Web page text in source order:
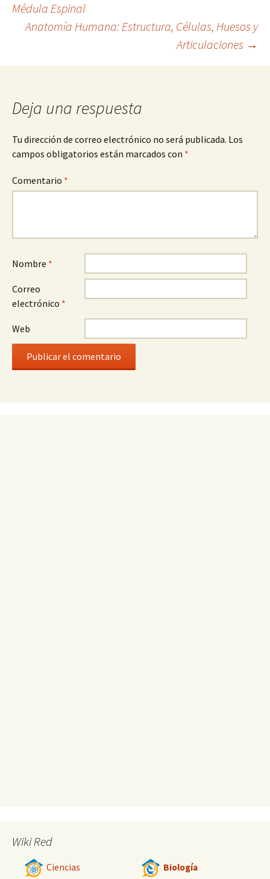
de
entradas
Médula Espinal
Anatomía Humana: Estructura, Células, Huesos y
Articulaciones →
Deja una respuesta
Tu dirección de correo electrónico no será publicada. Los
campos obligatorios están marcados con *
Comentario *
Nombre *
Correo
electrónico *
Web
Wiki Red
Ciencias Biología